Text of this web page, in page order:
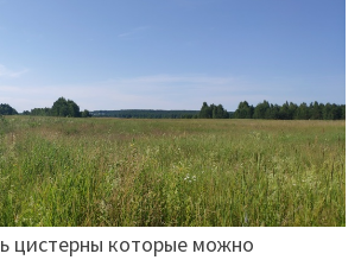
цистерны которые можно